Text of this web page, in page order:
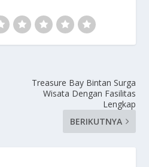
Treasure Bay Bintan Surga
Wisata Dengan Fasilitas
Lengkap
BERIKUTNYA